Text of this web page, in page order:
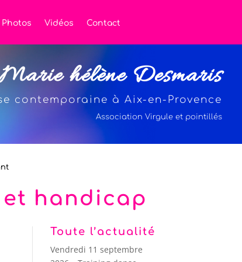
Photos Vidéos Contact
hélène Desmaris
contemporaine à Aix-en-Provence
Association Virgule et pointillés
et handicap
Toute l’actualité
Vendredi 11 septembre